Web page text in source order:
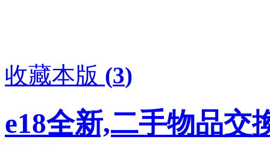
收藏本版 (3)
e18全新,二手物品交